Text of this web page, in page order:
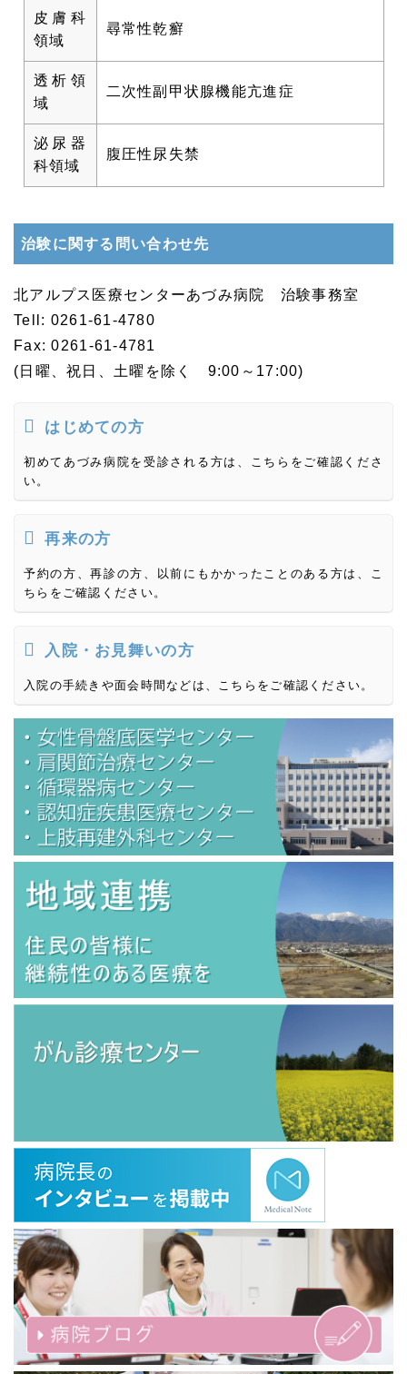
皮膚科
領域
尋常性乾癬
透析領
域
二次性副甲状腺機能亢進症
泌尿器
科領域
腹圧性尿失禁
治験に関する問い合わせ先
北アルプス医療センターあづみ病院 治験事務室
Tell: 0261-61-4780
Fax: 0261-61-4781
(日曜、祝日、土曜を除く 9:00～17:00)
はじめての方
初めてあづみ病院を受診される方は、こちらをご確認くださ
い。
再来の方
予約の方、再診の方、以前にもかかったことのある方は、こ
ちらをご確認ください。
入院・お見舞いの方
入院の手続きや面会時間などは、こちらをご確認ください。